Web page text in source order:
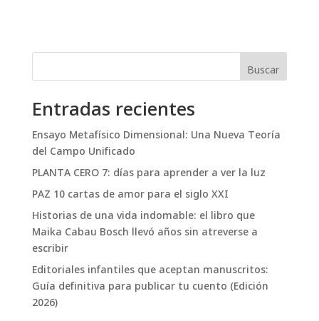
Buscar
Entradas recientes
Ensayo Metafísico Dimensional: Una Nueva Teoría
del Campo Unificado
PLANTA CERO 7: días para aprender a ver la luz
PAZ 10 cartas de amor para el siglo XXI
Historias de una vida indomable: el libro que
Maika Cabau Bosch llevó años sin atreverse a
escribir
Editoriales infantiles que aceptan manuscritos:
Guía definitiva para publicar tu cuento (Edición
2026)